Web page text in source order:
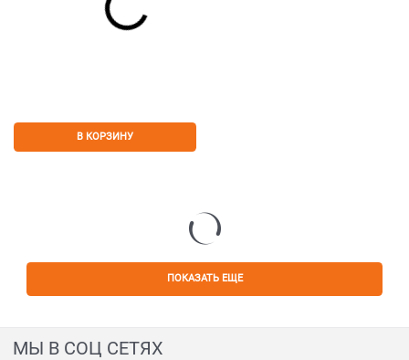
В КОРЗИНУ
ПОКАЗАТЬ ЕЩЕ
МЫ В СОЦ СЕТЯХ